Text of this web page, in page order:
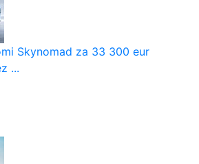
Skynomad za 33 300 eur
...